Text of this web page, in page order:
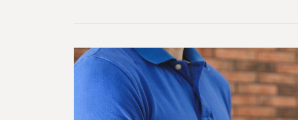
Stressfreier
Wochenstart: